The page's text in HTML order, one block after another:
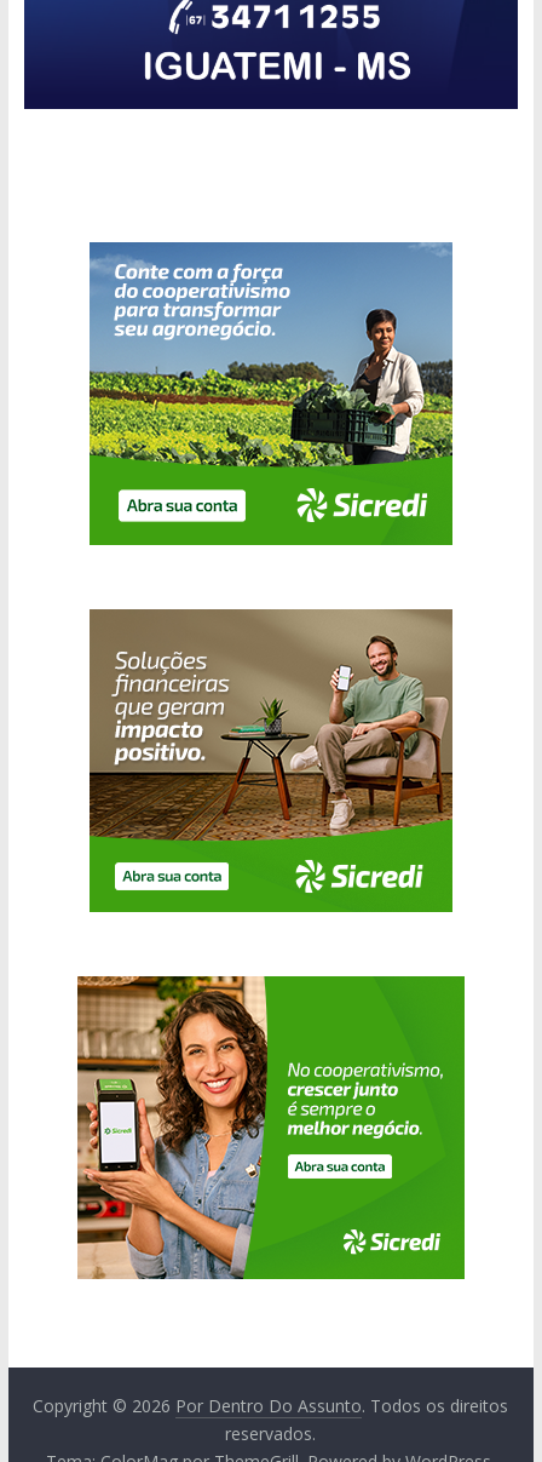
Copyright © 2026 Por Dentro Do Assunto. Todos os direitos
reservados.